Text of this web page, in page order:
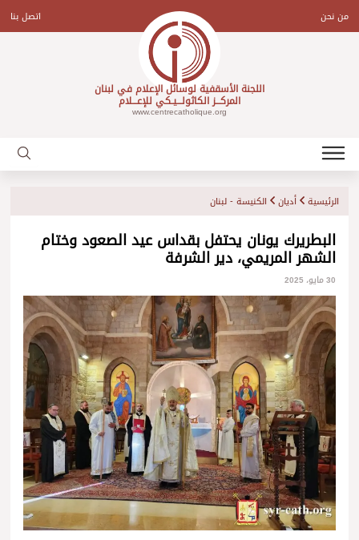
contentمن نحن اتصل بنا
اللجنة الأسقفية لوسائل الإعلام في لبنان
المركـــز الكاثولـــيـكي للإعـــلام
www.centrecatholique.org
الرئيسية أديان الكنيسة - لبنان
البطريرك يونان يحتفل بقداس عيد الصعود وختام
الشهر المريمي، دير الشرفة
30 مايو، 2025